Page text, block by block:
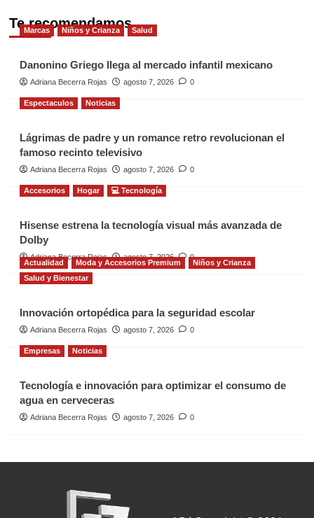
Te recomendamos
Marcas Niños y Crianza Salud
Danonino Griego llega al mercado infantil mexicano
Adriana Becerra Rojas agosto 7, 2026 0
Espectaculos Noticias
Lágrimas de padre y un romance retro revolucionan el
famoso recinto televisivo
Adriana Becerra Rojas agosto 7, 2026 0
Accesorios Hogar 💻 Tecnología
Hisense estrena la tecnología visual más avanzada de
Dolby
Adriana Becerra Rojas agosto 7, 2026 0
Actualidad Moda y Accesorios Premium
Niños y Crianza
Salud y Bienestar
Innovación ortopédica para la seguridad escolar
Adriana Becerra Rojas agosto 7, 2026 0
Empresas Noticias
Tecnología e innovación para optimizar el consumo de
agua en cerveceras
Adriana Becerra Rojas agosto 7, 2026 0